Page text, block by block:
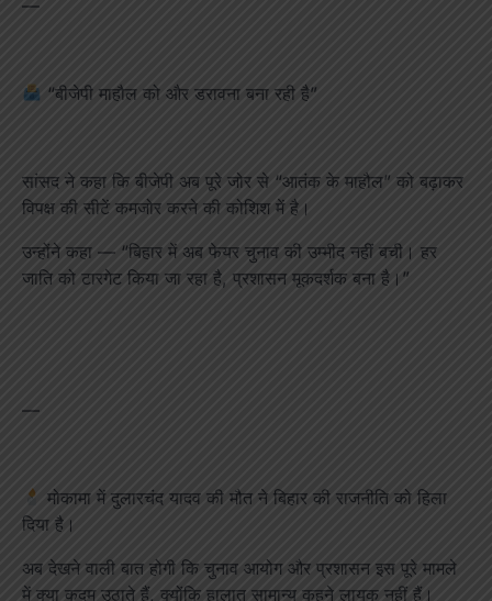
—
“बीजेपी माहौल को और डरावना बना रही है”
सांसद ने कहा कि बीजेपी अब पूरे जोर से “आतंक के माहौल” को बढ़ाकर
विपक्ष की सीटें कमजोर करने की कोशिश में है।
उन्होंने कहा — “बिहार में अब फेयर चुनाव की उम्मीद नहीं बची। हर
जाति को टारगेट किया जा रहा है, प्रशासन मूकदर्शक बना है।”
—
मोकामा में दुलारचंद यादव की मौत ने बिहार की राजनीति को हिला
दिया है।
अब देखने वाली बात होगी कि चुनाव आयोग और प्रशासन इस पूरे मामले
में क्या कदम उठाते हैं, क्योंकि हालात सामान्य कहने लायक नहीं हैं।